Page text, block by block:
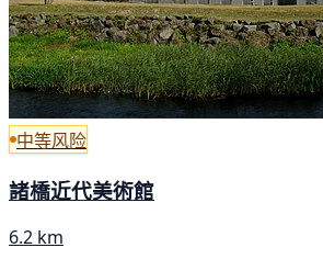
中等风险
諸橋近代美術館
6.2 km